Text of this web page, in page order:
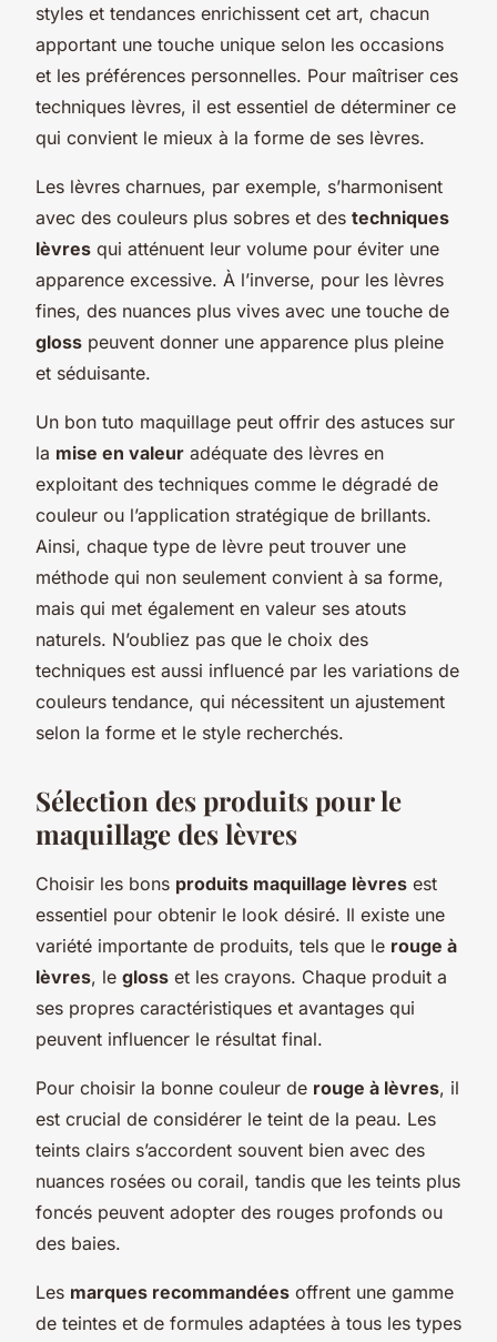
styles et tendances enrichissent cet art, chacun
apportant une touche unique selon les occasions
et les préférences personnelles. Pour maîtriser ces
techniques lèvres, il est essentiel de déterminer ce
qui convient le mieux à la forme de ses lèvres.
Les lèvres charnues, par exemple, s’harmonisent
avec des couleurs plus sobres et des techniques
lèvres qui atténuent leur volume pour éviter une
apparence excessive. À l’inverse, pour les lèvres
fines, des nuances plus vives avec une touche de
gloss peuvent donner une apparence plus pleine
et séduisante.
Un bon tuto maquillage peut offrir des astuces sur
la mise en valeur adéquate des lèvres en
exploitant des techniques comme le dégradé de
couleur ou l’application stratégique de brillants.
Ainsi, chaque type de lèvre peut trouver une
méthode qui non seulement convient à sa forme,
mais qui met également en valeur ses atouts
naturels. N’oubliez pas que le choix des
techniques est aussi influencé par les variations de
couleurs tendance, qui nécessitent un ajustement
selon la forme et le style recherchés.
Sélection des produits pour le
maquillage des lèvres
Choisir les bons produits maquillage lèvres est
essentiel pour obtenir le look désiré. Il existe une
variété importante de produits, tels que le rouge à
lèvres, le gloss et les crayons. Chaque produit a
ses propres caractéristiques et avantages qui
peuvent influencer le résultat final.
Pour choisir la bonne couleur de rouge à lèvres, il
est crucial de considérer le teint de la peau. Les
teints clairs s’accordent souvent bien avec des
nuances rosées ou corail, tandis que les teints plus
foncés peuvent adopter des rouges profonds ou
des baies.
Les marques recommandées offrent une gamme
de teintes et de formules adaptées à tous les types